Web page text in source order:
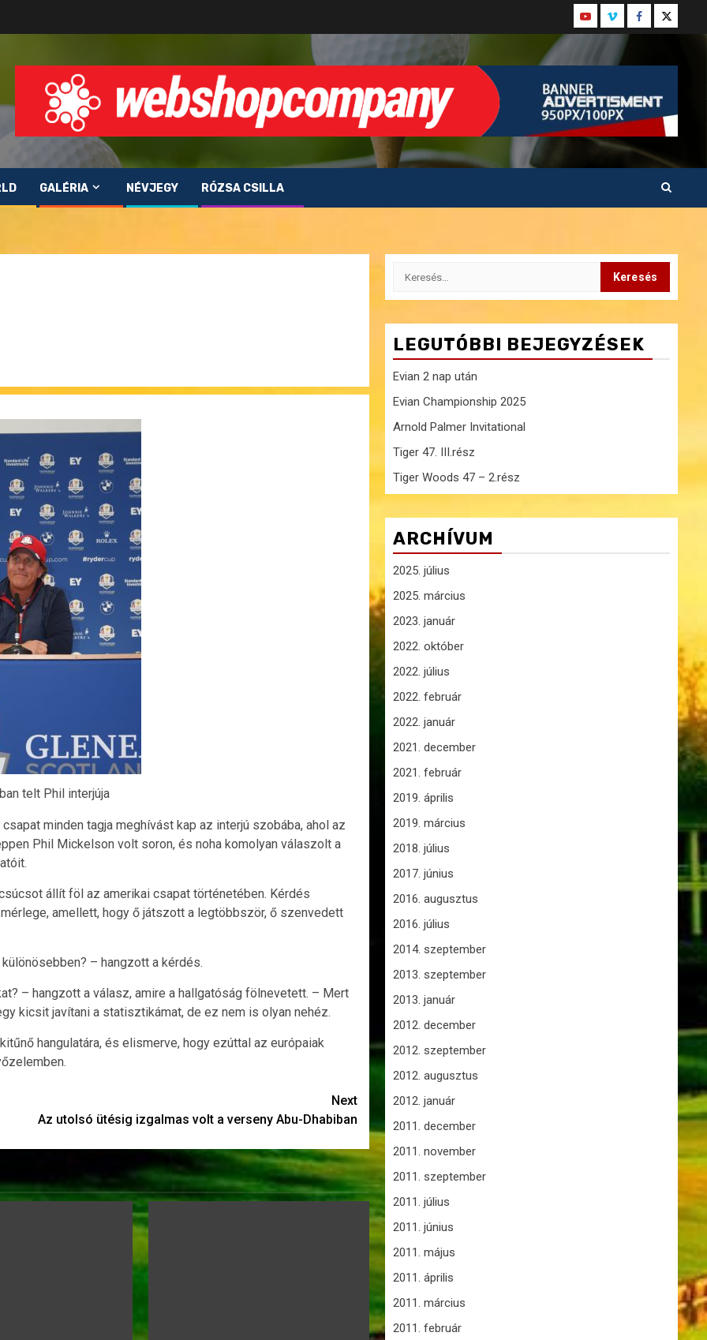
YoutubeVimeoFacebook
Twitter
GALÉRIA NÉVJEGY RÓZSA CSILLA
telt Phil interjúja
minden tagja meghívást kap az interjú szobába, ahol az
Phil Mickelson volt soron, és noha komolyan válaszolt a
állít föl az amerikai csapat történetében. Kérdés
amellett, hogy ő játszott a legtöbbször, ő szenvedett
– hangzott a kérdés.
– hangzott a válasz, amire a hallgatóság fölnevetett. – Mert
kicsit javítani a statisztikámat, de ez nem is olyan nehéz.
hangulatára, és elismerve, hogy ezúttal az európaiak
Next
Az utolsó ütésig izgalmas volt a verseny Abu-Dhabiban
Keresés:
LEGUTÓBBI BEJEGYZÉSEK
Evian 2 nap után
Evian Championship 2025
Arnold Palmer Invitational
Tiger 47. III.rész
Tiger Woods 47 – 2.rész
ARCHÍVUM
2025. július
2025. március
2023. január
2022. október
2022. július
2022. február
2022. január
2021. december
2021. február
2019. április
2019. március
2018. július
2017. június
2016. augusztus
2016. július
2014. szeptember
2013. szeptember
2013. január
2012. december
2012. szeptember
2012. augusztus
2012. január
2011. december
2011. november
2011. szeptember
2011. július
2011. június
2011. május
2011. április
2011. március
2011. február